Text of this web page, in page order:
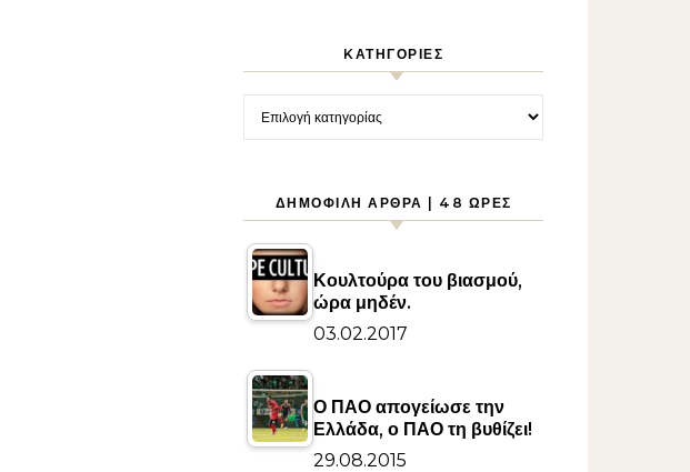
KΑΤΗΓΟΡΊΕΣ
Kατηγορίες
ΔΗΜΟΦΙΛΉ ΆΡΘΡΑ | 48 ΏΡΕΣ
Κουλτούρα του βιασμού,
ώρα μηδέν.
03.02.2017
Ο ΠΑΟ απογείωσε την
Ελλάδα, ο ΠΑΟ τη βυθίζει!
29.08.2015